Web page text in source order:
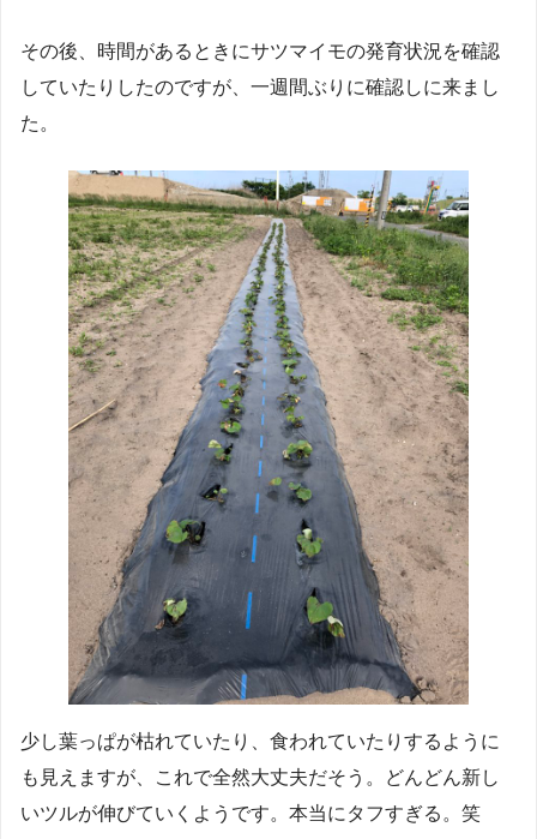
その後、時間があるときにサツマイモの発育状況を確認
していたりしたのですが、一週間ぶりに確認しに来まし
た。
少し葉っぱが枯れていたり、食われていたりするように
も見えますが、これで全然大丈夫だそう。どんどん新し
いツルが伸びていくようです。本当にタフすぎる。笑